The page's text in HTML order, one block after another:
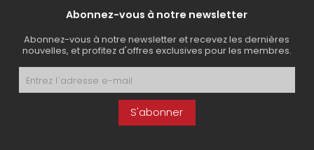
Abonnez-vous à notre newsletter
Abonnez-vous à notre newsletter et recevez les dernières
nouvelles, et profitez d'offres exclusives pour les membres.
S'abonner